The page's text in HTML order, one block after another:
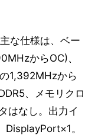
な仕様は、ベー
からOC)、
1,392MHzから
、メモリクロ
はなし。出力イ
DisplayPort×1。